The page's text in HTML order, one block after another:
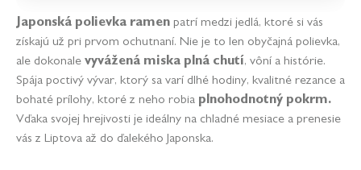
Japonská polievka ramen patrí medzi jedlá, ktoré si vás
získajú už pri prvom ochutnaní. Nie je to len obyčajná polievka,
ale dokonale vyvážená miska plná chutí, vôní a histórie.
Spája poctivý vývar, ktorý sa varí dlhé hodiny, kvalitné rezance a
bohaté prílohy, ktoré z neho robia plnohodnotný pokrm.
Vďaka svojej hrejivosti je ideálny na chladné mesiace a prenesie
vás z Liptova až do ďalekého Japonska.